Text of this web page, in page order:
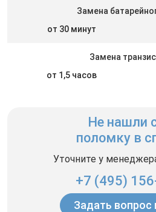
Замена
от 30 минут
Замена
от 1,5 часов
Не нашли
поломку в
Уточните у
+7 (495)
Задать вопрос